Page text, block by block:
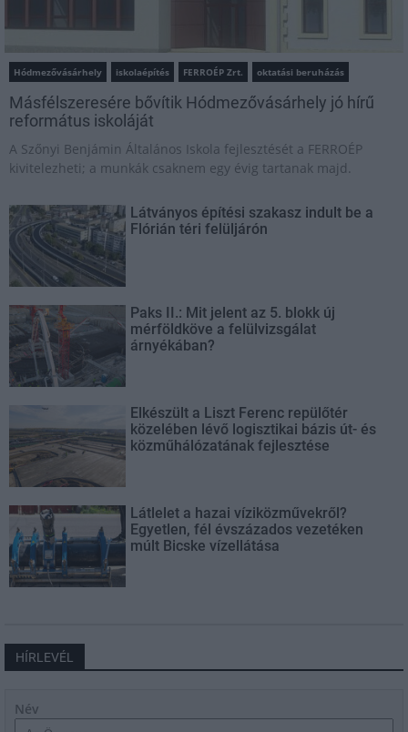
Hódmezővásárhely iskolaépítés FERROÉP Zrt. oktatási beruházás
Másfélszeresére bővítik Hódmezővásárhely jó hírű
református iskoláját
A Szőnyi Benjámin Általános Iskola fejlesztését a FERROÉP
kivitelezheti; a munkák csaknem egy évig tartanak majd.
Látványos építési szakasz indult be a
Flórián téri felüljárón
Paks II.: Mit jelent az 5. blokk új
mérföldköve a felülvizsgálat
árnyékában?
Elkészült a Liszt Ferenc repülőtér
közelében lévő logisztikai bázis út- és
közműhálózatának fejlesztése
Látlelet a hazai víziközművekről?
Egyetlen, fél évszázados vezetéken
múlt Bicske vízellátása
HÍRLEVÉL
Név